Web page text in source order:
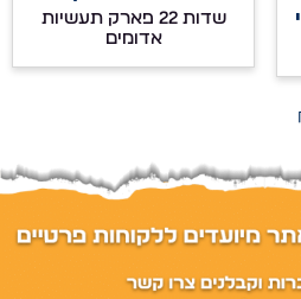
שדות 22 פארק תעשיות
אדומים